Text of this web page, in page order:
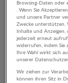
Umkreis
Browsing-Daten oder
. Wenn Sie
und unsere Partner
Zwecke unterstützen.
Inhalte und Anzeigen,
jederzeit erneut
widerrufen, indem Sie
Ihre Wahl wirkt sich
unserer
Wir ziehen zur
können ihren Sitz in